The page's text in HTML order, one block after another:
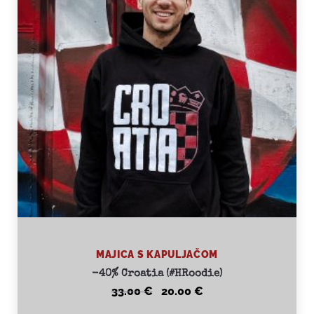
MAJICA S KAPULJAČOM
-40% Croatia (#HRoodie)
33.00€
Original
20.00 €Current